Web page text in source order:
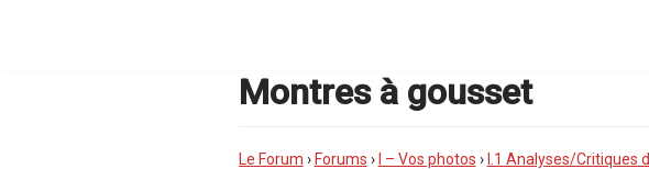
Montres à gousset
Le Forum › Forums › I – Vos photos › I.1 Analyses/Critiques